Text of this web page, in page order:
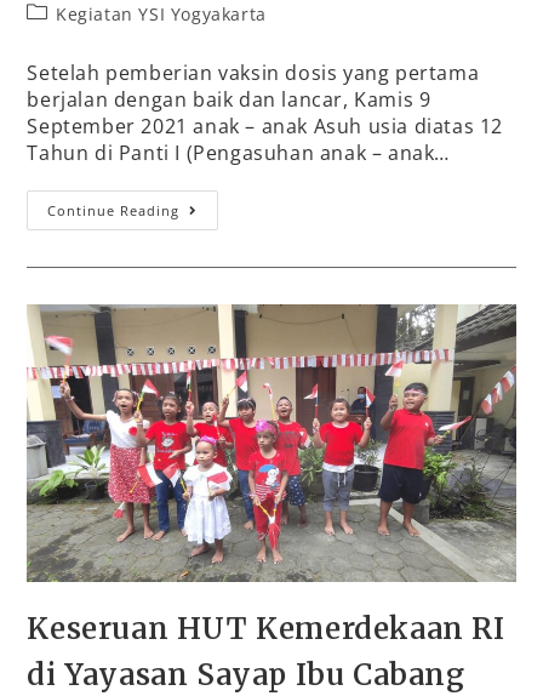
Kegiatan YSI Yogyakarta
Setelah pemberian vaksin dosis yang pertama
berjalan dengan baik dan lancar, Kamis 9
September 2021 anak – anak Asuh usia diatas 12
Tahun di Panti I (Pengasuhan anak – anak…
Continue Reading
Keseruan HUT Kemerdekaan RI
di Yayasan Sayap Ibu Cabang